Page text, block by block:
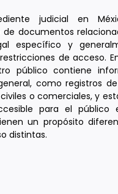
judicial en
documentos
específico y
de acceso.
público contiene
como registros
o comerciales, y
para el público
un propósito
distintas.